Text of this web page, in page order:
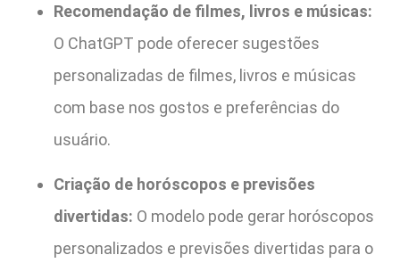
Recomendação de filmes, livros e músicas:
O ChatGPT pode oferecer sugestões
personalizadas de filmes, livros e músicas
com base nos gostos e preferências do
usuário.
Criação de horóscopos e previsões
divertidas: O modelo pode gerar horóscopos
personalizados e previsões divertidas para o